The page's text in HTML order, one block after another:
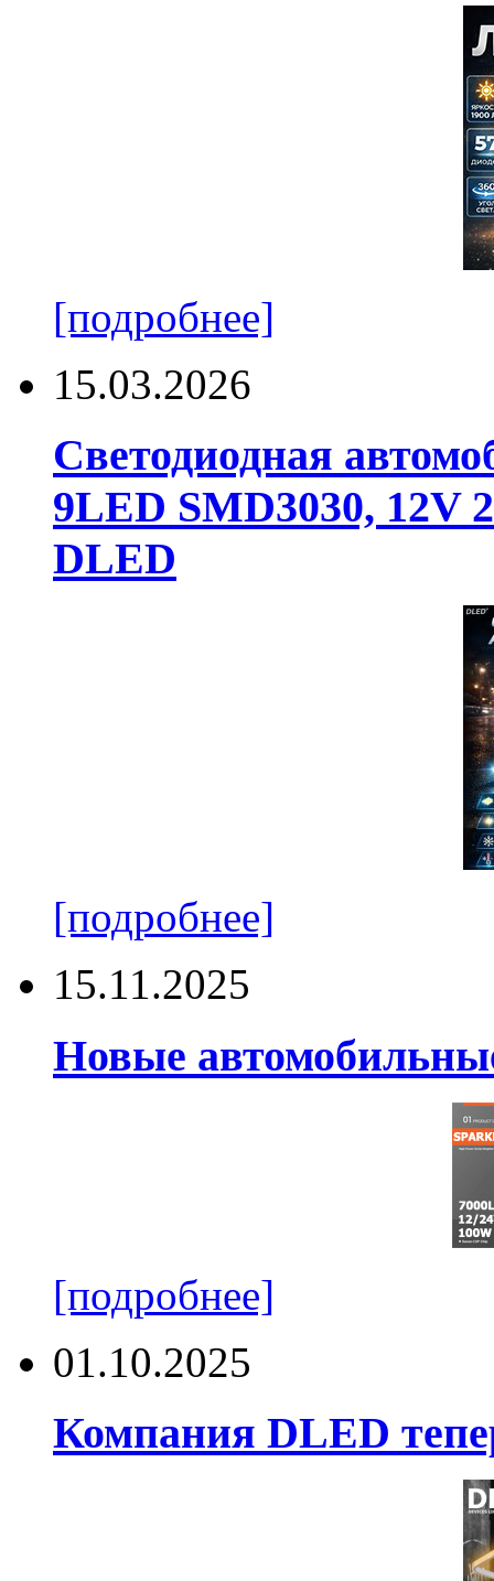
[подробнее]
15.03.2026
Светодиодная
9LED SMD3030, 12V
DLED
[подробнее]
15.11.2025
Новые
[подробнее]
01.10.2025
Компания DLED